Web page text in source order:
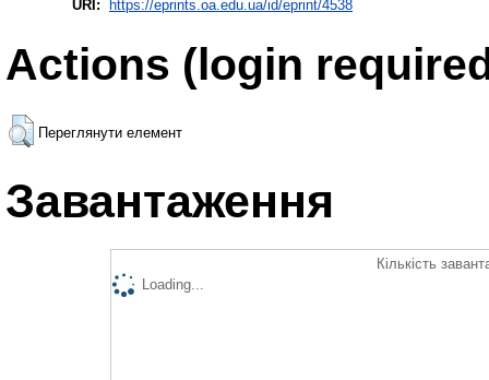
URI: https://eprints.oa.edu.ua/id/eprint/4538
Actions (login
Переглянути елемент
Завантаження
Кількість
Loading...